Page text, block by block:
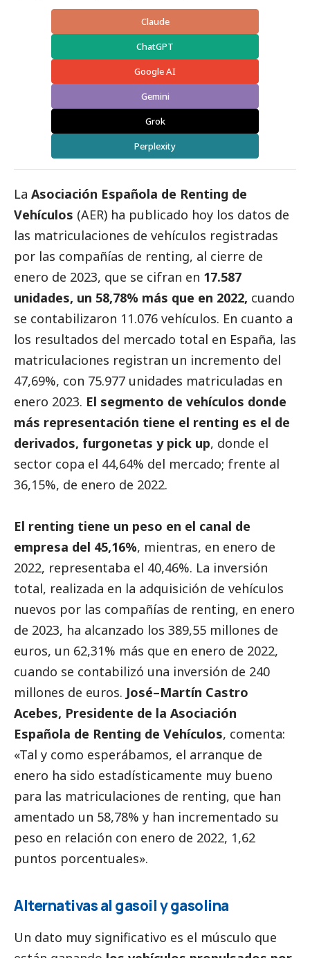
Claude
ChatGPT
Google AI
Gemini
Grok
Perplexity
La Asociación Española de Renting de
Vehículos (AER) ha publicado hoy los datos de
las matriculaciones de vehículos registradas
por las compañías de renting, al cierre de
enero de 2023, que se cifran en 17.587
unidades, un 58,78% más que en 2022, cuando
se contabilizaron 11.076 vehículos. En cuanto a
los resultados del mercado total en España, las
matriculaciones registran un incremento del
47,69%, con 75.977 unidades matriculadas en
enero 2023. El segmento de vehículos donde
más representación tiene el renting es el de
derivados, furgonetas y pick up, donde el
sector copa el 44,64% del mercado; frente al
36,15%, de enero de 2022.
El renting tiene un peso en el canal de
empresa del 45,16%, mientras, en enero de
2022, representaba el 40,46%. La inversión
total, realizada en la adquisición de vehículos
nuevos por las compañías de renting, en enero
de 2023, ha alcanzado los 389,55 millones de
euros, un 62,31% más que en enero de 2022,
cuando se contabilizó una inversión de 240
millones de euros. José–Martín Castro
Acebes, Presidente de la Asociación
Española de Renting de Vehículos, comenta:
«Tal y como esperábamos, el arranque de
enero ha sido estadísticamente muy bueno
para las matriculaciones de renting, que han
amentado un 58,78% y han incrementado su
peso en relación con enero de 2022, 1,62
puntos porcentuales».
Alternativas al gasoil y gasolina
Un dato muy significativo es el músculo que